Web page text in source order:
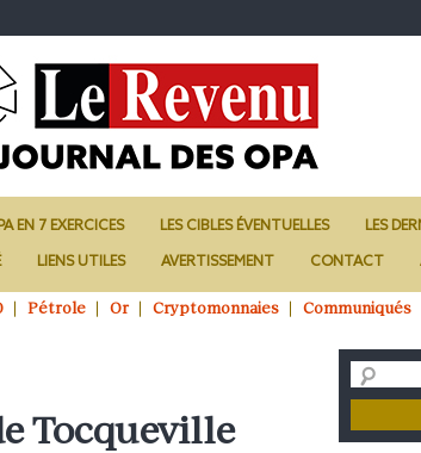
EN 7 EXERCICES LES CIBLES ÉVENTUELLES LES
LIENS UTILES AVERTISSEMENT CONTACT
Pétrole Or Cryptomonnaies Communiqués
Tocqueville